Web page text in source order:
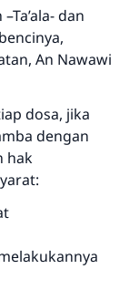
dan
An Nawawi
dosa, jika
dengan
hak